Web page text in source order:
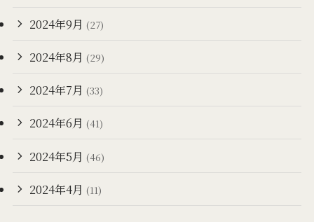
2024年9月 (27)
2024年8月 (29)
2024年7月 (33)
2024年6月 (41)
2024年5月 (46)
2024年4月 (11)